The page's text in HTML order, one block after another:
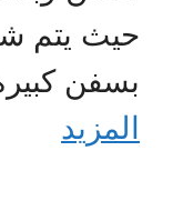
حيث يتم
بسفن
المزيد